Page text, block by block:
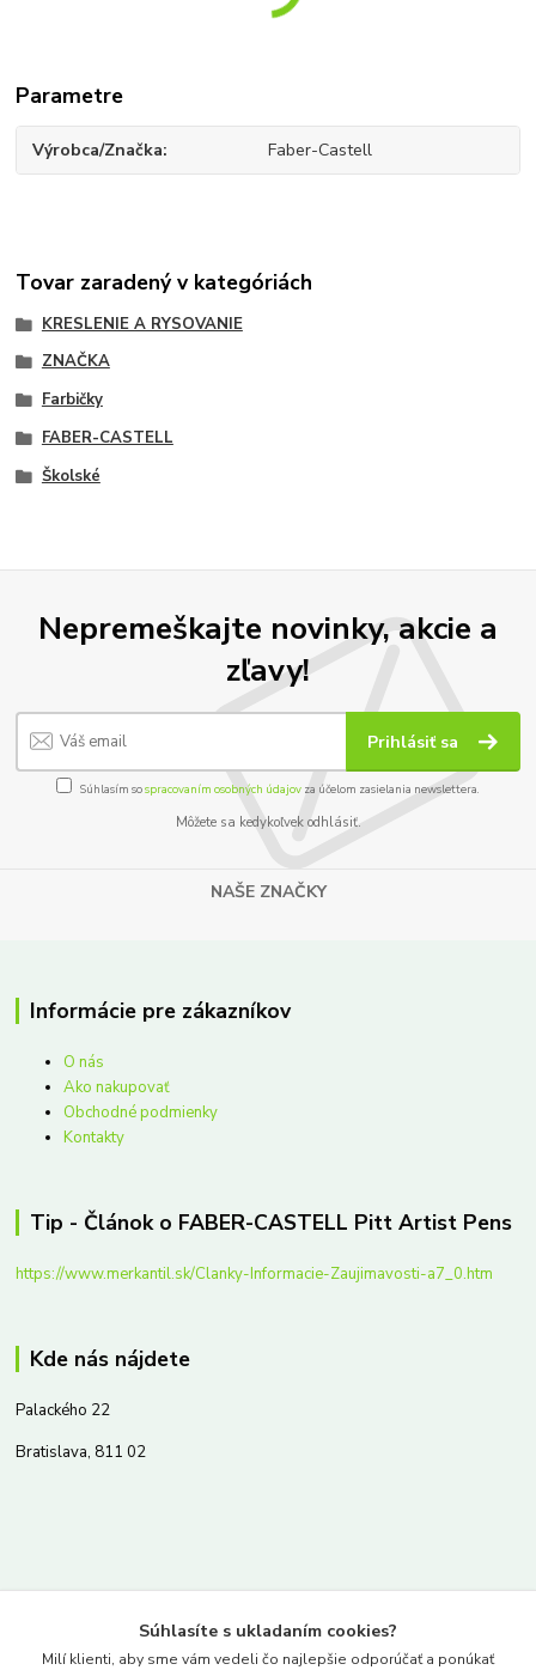
Parametre
Výrobca/Značka Faber-Castell
Tovar zaradený v kategóriách
KRESLENIE A RYSOVANIE
ZNAČKA
Farbičky
FABER-CASTELL
Školské
Nepremeškajte novinky, akcie a
zľavy!
Prihlásiť sa
Súhlasím sospracovaním osobných údajov za účelom zasielania newslettera.
Môžete sa kedykoľvek odhlásiť.
NAŠE ZNAČKY
Informácie pre zákazníkov
O nás
Ako nakupovať
Obchodné podmienky
Kontakty
Tip - Článok o FABER-CASTELL Pitt Artist Pens
https://www.merkantil.sk/Clanky-Informacie-Zaujimavosti-a7_0.htm
Kde nás nájdete
Palackého 22
Bratislava, 811 02
www.merkantil.sk
Súhlasíte s ukladaním cookies?
Milí klienti, aby sme vám vedeli čo najlepšie odporúčať a ponúkať